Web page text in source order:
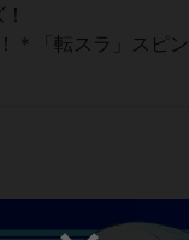
＊「転スラ」スピ